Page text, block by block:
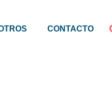
CONTACTO